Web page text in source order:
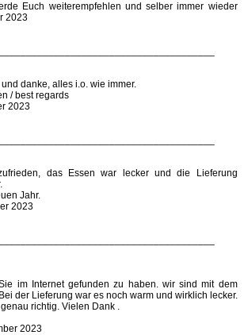
Euch weiterempfehlen und selber immer wieder
2023
danke, alles i.o. wie immer.
/ best regards
2023
das Essen war lecker und die Lieferung
Jahr.
2023
im Internet gefunden zu haben. wir sind mit dem
der Lieferung war es noch warm und wirklich lecker.
richtig. Vielen Dank .
2023